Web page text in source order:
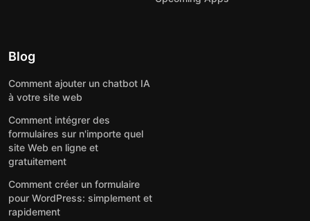
Blog
Comment ajouter un chatbot IA
à votre site web
Comment intégrer des
formulaires sur n'importe quel
site Web en ligne et
gratuitement
Comment créer un formulaire
pour WordPress: simplement et
rapidement